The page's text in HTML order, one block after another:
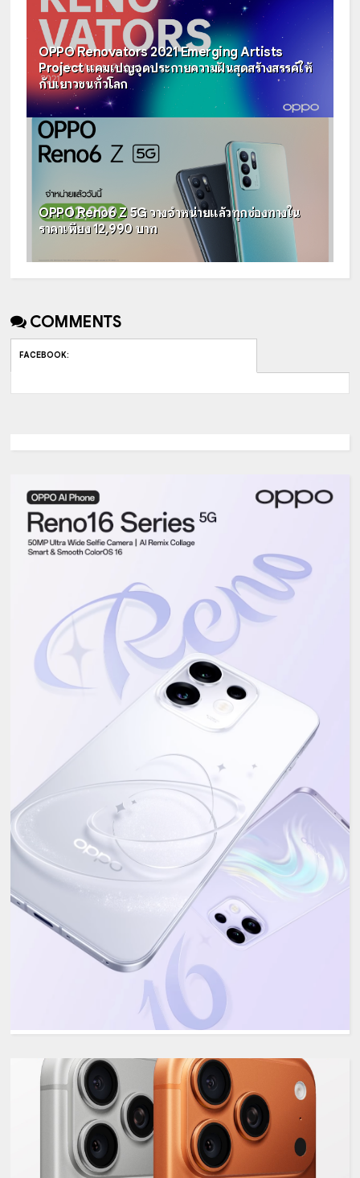
OPPO Renovators 2021 Emerging Artists
Project แคมเปญจุดประกายความฝันสุดสร้างสรรค์ให้
กับเยาวชนทั่วโลก
OPPO Reno6 Z 5G วางจำหน่ายแล้วทุกช่องทางใน
ราคาเพียง 12,990 บาท
COMMENTS
FACEBOOK: